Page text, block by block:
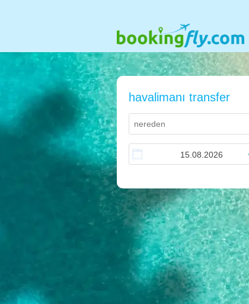
havalimanı transfer